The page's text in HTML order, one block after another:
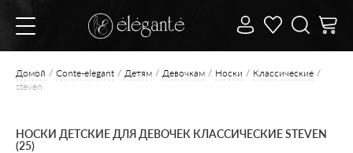
Домой Conte-elegant Детям Девочкам Носки
Классические
steven
НОСКИ ДЕТСКИЕ ДЛЯ ДЕВОЧЕК КЛАССИЧЕСКИЕ STEVEN
(25)